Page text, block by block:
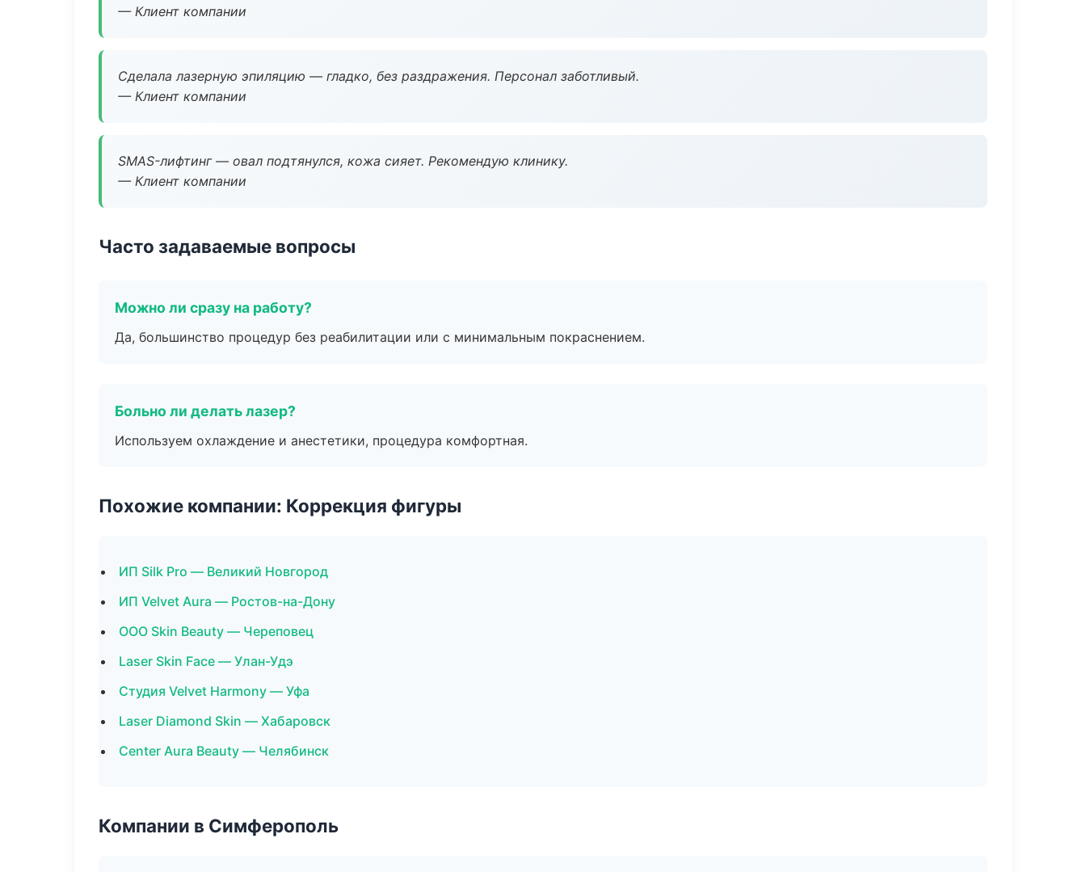
— Клиент компании
Сделала лазерную эпиляцию — гладко, без раздражения. Персонал заботливый.
— Клиент компании
SMAS-лифтинг — овал подтянулся, кожа сияет. Рекомендую клинику.
— Клиент компании
Часто задаваемые вопросы
Можно ли сразу на работу?
Да, большинство процедур без реабилитации или с минимальным покраснением.
Больно ли делать лазер?
Используем охлаждение и анестетики, процедура комфортная.
Похожие компании: Коррекция фигуры
ИП Silk Pro — Великий Новгород
ИП Velvet Aura — Ростов-на-Дону
ООО Skin Beauty — Череповец
Laser Skin Face — Улан-Удэ
Студия Velvet Harmony — Уфа
Laser Diamond Skin — Хабаровск
Center Aura Beauty — Челябинск
Компании в Симферополь